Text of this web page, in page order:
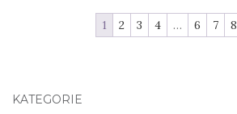
1 2 3 4 … 6 7 8
KATEGORIE